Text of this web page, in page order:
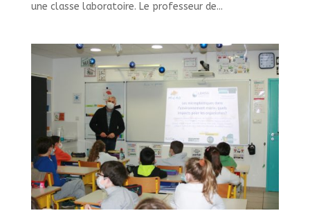
une classe laboratoire. Le professeur de...